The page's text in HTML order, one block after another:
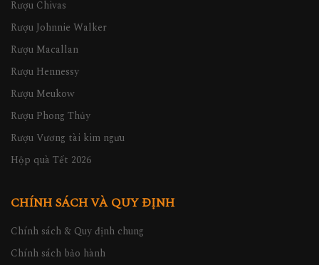
Rượu Johnnie Walker
Rượu Macallan
Rượu Hennessy
Rượu Meukow
Rượu Phong Thủy
Rượu Vương tài kim ngưu
Hộp quà Tết 2026
Chính sách & Quy định chung
Chính sách bảo hành
Chính Sách Bảo Mật Thông Tin